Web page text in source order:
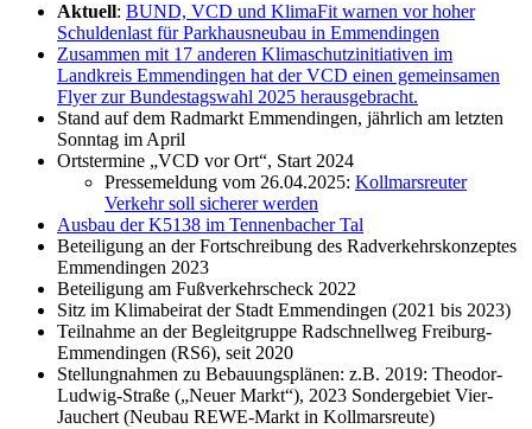
Aktuell: BUND, VCD und KlimaFit warnen vor hoher
Schuldenlast für Parkhausneubau in Emmendingen
Zusammen mit 17 anderen Klimaschutzinitiativen im
Landkreis Emmendingen hat der VCD einen gemeinsamen
Flyer zur Bundestagswahl 2025 herausgebracht.
Stand auf dem Radmarkt Emmendingen, jährlich am letzten
Sonntag im April
Ortstermine „VCD vor Ort“, Start 2024
Pressemeldung vom 26.04.2025: Kollmarsreuter
Verkehr soll sicherer werden
Ausbau der K5138 im Tennenbacher Tal
Beteiligung an der Fortschreibung des Radverkehrskonzeptes
Emmendingen 2023
Beteiligung am Fußverkehrscheck 2022
Sitz im Klimabeirat der Stadt Emmendingen (2021 bis 2023)
Teilnahme an der Begleitgruppe Radschnellweg Freiburg-
Emmendingen (RS6), seit 2020
Stellungnahmen zu Bebauungsplänen: z.B. 2019: Theodor-
Ludwig-Straße („Neuer Markt“), 2023 Sondergebiet Vier-
Jauchert (Neubau REWE-Markt in Kollmarsreute)